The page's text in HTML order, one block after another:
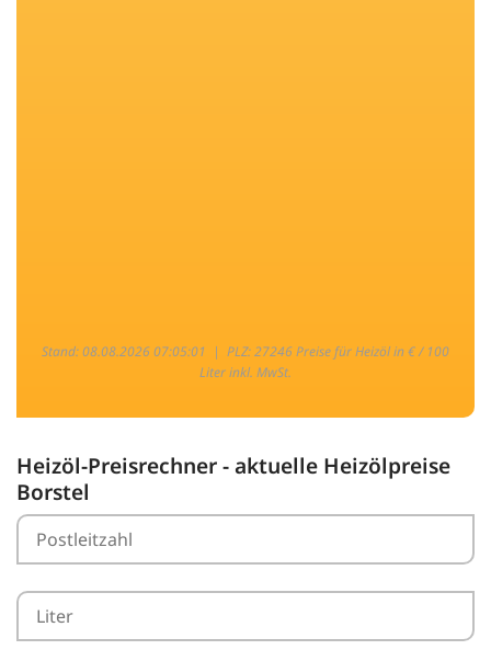
Stand: 08.08.2026 07:05:01 | PLZ: 27246 Preise für Heizöl in € / 100
Liter inkl. MwSt.
Heizöl-Preisrechner - aktuelle Heizölpreise
Borstel